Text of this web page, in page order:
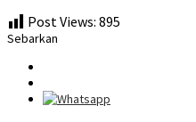
Post Views: 895
Sebarkan